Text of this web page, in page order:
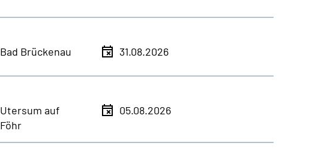
Bad Brückenau 31.08.2026
Utersum auf
Föhr
05.08.2026